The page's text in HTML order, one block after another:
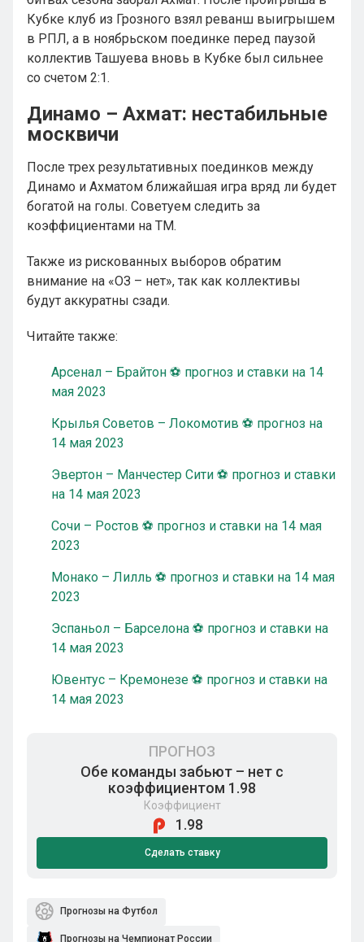
Кубке клуб из Грозного взял реванш выигрышем
в РПЛ, а в ноябрьском поединке перед паузой
коллектив Ташуева вновь в Кубке был сильнее
со счетом 2:1.
Динамо – Ахмат: нестабильные
москвичи
После трех результативных поединков между
Динамо и Ахматом ближайшая игра вряд ли будет
богатой на голы. Советуем следить за
коэффициентами на ТМ.
Также из рискованных выборов обратим
внимание на «ОЗ – нет», так как коллективы
будут аккуратны сзади.
Читайте также:
Арсенал – Брайтон ⚽ прогноз и ставки на 14
мая 2023
Крылья Советов – Локомотив ⚽ прогноз на
14 мая 2023
Эвертон – Манчестер Сити ⚽ прогноз и ставки
на 14 мая 2023
Сочи – Ростов ⚽ прогноз и ставки на 14 мая
2023
Монако – Лилль ⚽ прогноз и ставки на 14 мая
2023
Эспаньол – Барселона ⚽ прогноз и ставки на
14 мая 2023
Ювентус – Кремонезе ⚽ прогноз и ставки на
14 мая 2023
ПРОГНОЗ
Обе команды забьют – нет с
коэффициентом 1.98
Коэффициент
1.98
Сделать ставку
Прогнозы на Футбол
Прогнозы на Чемпионат России